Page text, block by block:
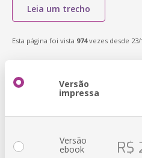
Leia um trecho
Esta página foi vista 974vezes desde 23/
Versão
impressa
Versão
ebook R$